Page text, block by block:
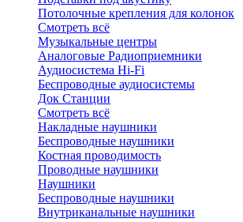
Потолочные крепления для колонок
Смотреть всё
Музыкальные центры
Аналоговые Радиоприемники
Аудиосистема Hi-Fi
Беспроводные аудиосистемы
Док Станции
Смотреть всё
Накладные наушники
Беспроводные наушники
Костная проводимость
Проводные наушники
Наушники
Беспроводные наушники
Внутриканальные наушники